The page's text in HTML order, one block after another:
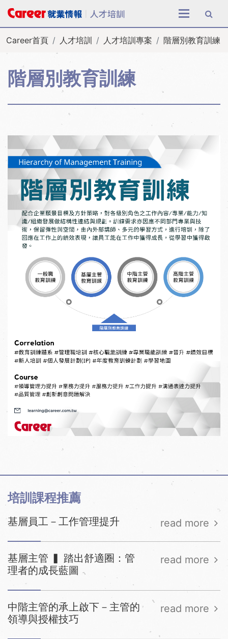
全站搜尋
Career首頁 人才培訓 人才培訓專案 階層別教育訓練
階層別教育訓練
培訓課程推薦
基層員工－工作管理提升 read more
基層主管 ▍ 踏出舒適圈：管
理者的成長藍圖
read more
中階主管的承上啟下－主管的
領導與授權技巧
read more